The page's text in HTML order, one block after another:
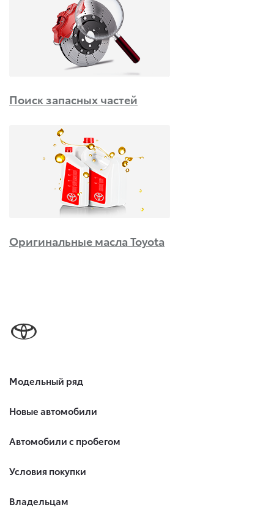
Поиск запасных частей
Оригинальные масла Toyota
Модельный ряд
Новые автомобили
Автомобили с пробегом
Условия покупки
Владельцам